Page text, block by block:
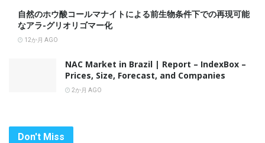
自然のホウ酸コールマナイトによる前生物条件下での再現可能
なアラ-グリオリゴマー化
12か月 AGO
NAC Market in Brazil | Report – IndexBox –
Prices, Size, Forecast, and Companies
2か月 AGO
Don't Miss